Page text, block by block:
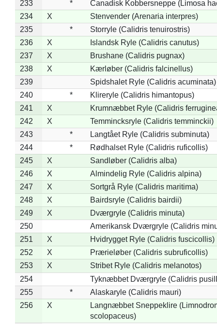
233 *
Canadisk Kobbersneppe (Limosa
234
X
Stenvender (Arenaria interpres)
235
*
Storryle (Calidris tenuirostris)
236
X
Islandsk Ryle (Calidris canutus)
237
X
Brushane (Calidris pugnax)
238
X
Kærløber (Calidris falcinellus)
239
Spidshalet Ryle (Calidris acuminata)
240
*
Klireryle (Calidris himantopus)
241
X
Krumnæbbet Ryle (Calidris
242
X
Temmincksryle (Calidris temminckii)
243
*
Langtået Ryle (Calidris subminuta)
244
*
Rødhalset Ryle (Calidris ruficollis)
245
X
Sandløber (Calidris alba)
246
X
Almindelig Ryle (Calidris alpina)
247
X
Sortgrå Ryle (Calidris maritima)
248
X
Bairdsryle (Calidris bairdii)
249
X
Dværgryle (Calidris minuta)
250
Amerikansk Dværgryle (Calidris
251
X
Hvidrygget Ryle (Calidris fuscicollis)
252
X
Prærieløber (Calidris subruficollis)
253
X
Stribet Ryle (Calidris melanotos)
254
Tyknæbbet Dværgryle (Calidris
255
*
Alaskaryle (Calidris mauri)
256
X
Langnæbbet Sneppeklire
scolopaceus)